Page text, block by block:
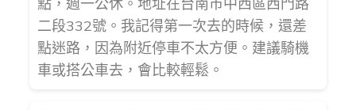
點，週一公休。地址在台南市中西區西門路
二段332號。我記得第一次去的時候，還差
點迷路，因為附近停車不太方便。建議騎機
車或搭公車去，會比較輕鬆。